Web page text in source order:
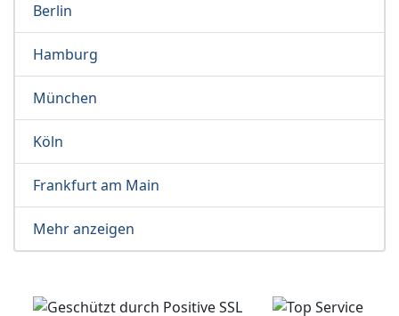
Berlin
Hamburg
München
Köln
Frankfurt am Main
Mehr anzeigen